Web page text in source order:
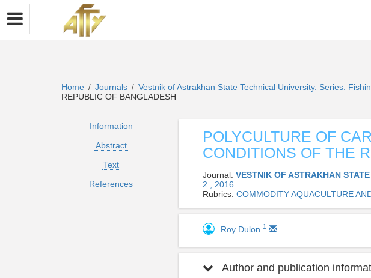
Home / Journals / Vestnik of Astrakhan State Technical University. Series:
REPUBLIC OF BANGLADESH
Information
Abstract
Text
References
POLYCULTURE OF
CONDITIONS OF THE
Journal: VESTNIK OF ASTRAKHAN
2 , 2016
Rubrics: COMMODITY AQUACULTURE
Roy Dulon 1
Author and publication